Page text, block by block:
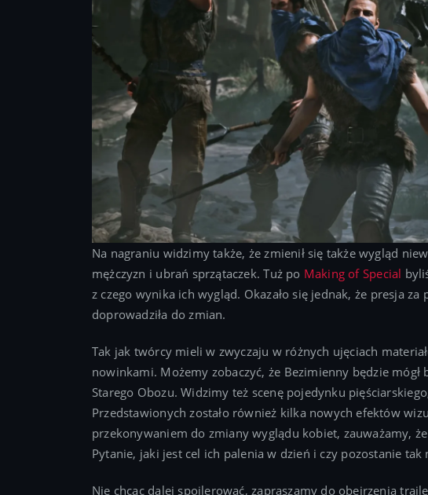
Na nagraniu widzimy także, że zmienił się także wygląd
mężczyzn i ubrań sprzątaczek. Tuż po Making of Special
z czego wynika ich wygląd. Okazało się jednak, że presja
doprowadziła do zmian.
Tak jak twórcy mieli w zwyczaju w różnych ujęciach
nowinkami. Możemy zobaczyć, że Bezimienny będzie mógł
Starego Obozu. Widzimy też scenę pojedynku
Przedstawionych zostało również kilka nowych efektów
przekonywaniem do zmiany wyglądu kobiet, zauważamy,
Pytanie, jaki jest cel ich palenia w dzień i czy pozostanie tak
Nie chcąc dalej spoilerować, zapraszamy do obejrzenia